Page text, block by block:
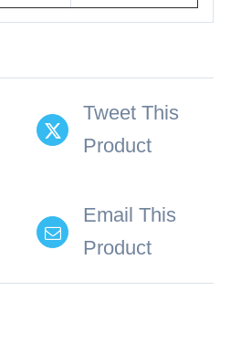
Tweet This
Product
Email This
Product